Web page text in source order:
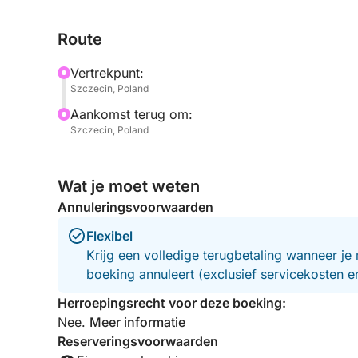
We bieden een verrekijker aan boord, zodat u
natuurliefhebber bent, een nieuwsgierige
drukte, deze tour is een kans om te vertragen
Flesjes water zijn inbegrepen om je fris te
Dit is meer dan een sightseeingtrip – het is een
Reserveer vandaag nog je plek en ervaar het
Route
Vertrekpunt:
Szczecin, Poland
Aankomst terug om:
Szczecin, Poland
Wat je moet weten
Annuleringsvoorwaarden
Flexibel
Krijg een volledige terugbetaling wanneer
boeking annuleert (exclusief servicekosten
Herroepingsrecht voor deze boeking:
Nee. Meer informatie
Reserveringsvoorwaarden